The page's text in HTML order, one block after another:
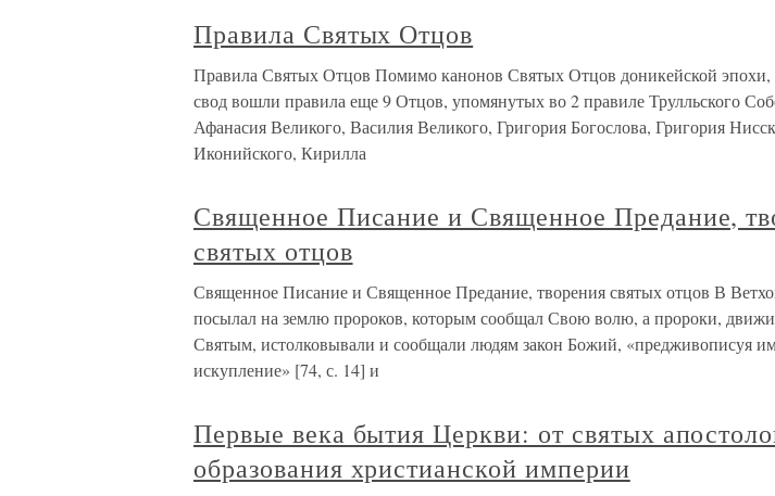
Правила Святых Отцов
Правила Святых Отцов Помимо канонов Святых Отцов доникейской эпохи,
свод вошли правила еще 9 Отцов, упомянутых во 2 правиле Трулльского
Афанасия Великого, Василия Великого, Григория Богослова, Григория
Иконийского, Кирилла
Священное Писание и Священное Предание,
святых отцов
Священное Писание и Священное Предание, творения святых отцов В
посылал на землю пророков, которым сообщал Свою волю, а пророки,
Святым, истолковывали и сообщали людям закон Божий, «предживописуя
искупление» [74, с. 14] и
Первые века бытия Церкви: от святых
образования христианской империи